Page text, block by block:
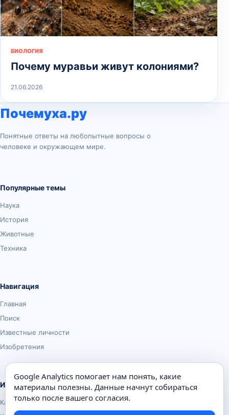
БИОЛОГИЯ
Почему муравьи живут колониями?
21.06.2026
Почемуха.ру
Понятные ответы на любопытные вопросы о
человеке и окружающем мире.
Популярные темы
Наука
История
Животные
Техника
Навигация
Главная
Поиск
Известные личности
Изобретения
Информация
Карта сайта
Google Analytics помогает нам понять, какие
материалы полезны. Данные начнут собираться
только после вашего согласия.